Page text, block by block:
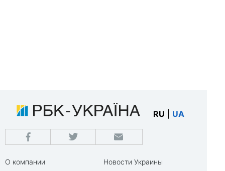
RU UA
О компании
Новости Украины